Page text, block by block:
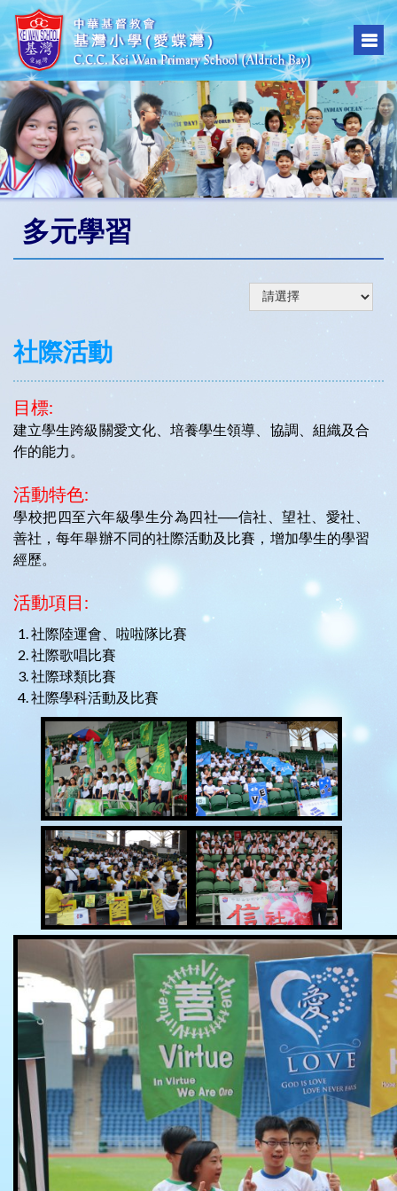
多元學習
社際活動
目標:
建立學生跨級關愛文化、培養學生領導、協調、組織及合
作的能力。
活動特色:
學校把四至六年級學生分為四社──信社、望社、愛社、
善社，每年舉辦不同的社際活動及比賽，增加學生的學習
經歷。
活動項目:
社際陸運會、啦啦隊比賽
社際歌唱比賽
社際球類比賽
社際學科活動及比賽